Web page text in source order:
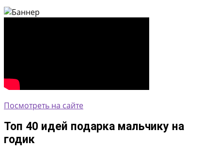
Посмотреть на сайте
Топ 40 идей подарка мальчику на
годик